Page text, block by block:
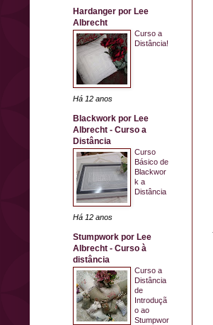
Hardanger por Lee
Albrecht
Curso a
Distância!
Há 12 anos
Blackwork por Lee
Albrecht - Curso a
Distância
Curso
Básico de
Blackwor
k a
Distância
Há 12 anos
Stumpwork por Lee
Albrecht - Curso à
distância
Curso a
Distância
de
Introduçã
o ao
Stumpwor